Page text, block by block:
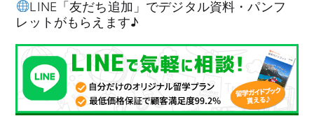
LINE「友だち追加」でデジタル資料・パンフ
レットがもらえます♪